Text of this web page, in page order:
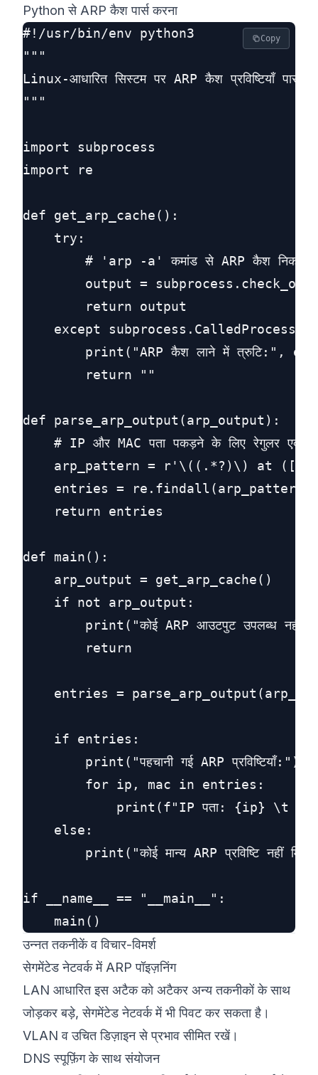
Python से ARP कैश पार्स करना
#!/usr/bin/env python3
"""
Linux-आधारित सिस्टम पर ARP कैश प्रविष्टियाँ पार्स
"""
import subprocess
import re
def get_arp_cache():
    try:
        # 'arp -a' कमांड से ARP कैश निकालें
output =
        return output
except
print("ARP कैश लाने में त्रुटि:",
        return ""
def parse_arp_output(arp_output):
# IP और MAC पता पकड़ने के लिए रेगुलर
arp_pattern = r'\((.*?)\) at ([0-
entries =
    return entries
def main():
    arp_output = get_arp_cache()
    if not arp_output:
print("कोई ARP आउटपुट उपलब्ध
        return
entries =
    if entries:
        print("पहचानी गई ARP प्रविष्टियाँ:")
        for ip, mac in entries:
print(f"IP पता: {ip} \t
    else:
print("कोई मान्य ARP प्रविष्टि नहीं
if __name__ == "__main__":
Copy
उन्नत तकनीकें व विचार-विमर्श
सेगमेंटेड नेटवर्क में ARP पॉइज़निंग
LAN आधारित इस अटैक को अटैकर अन्य तकनीकों के साथ
जोड़कर बड़े, सेगमेंटेड नेटवर्क में भी पिवट कर सकता है।
VLAN व उचित डिज़ाइन से प्रभाव सीमित रखें।
DNS स्पूफ़िंग के साथ संयोजन